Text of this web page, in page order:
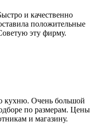
и качественно
положительные
эту фирму.
кухню. Очень большой
по размерам. Цены
и магазину.